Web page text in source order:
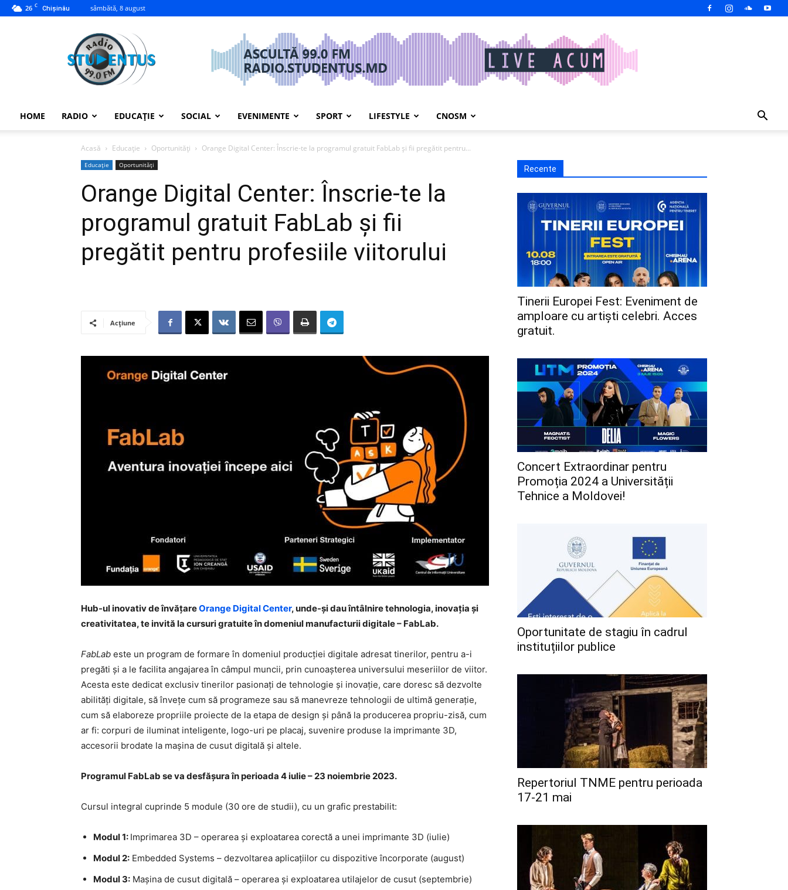
26 C Chișinău sâmbătă, 8 august
studentus.md
HOME RADIO EDUCAȚIE SOCIAL EVENIMENTE SPORT LIFESTYLE CNOSM
Acasă Educație Oportunități Orange Digital Center: Înscrie-te la programul gratuit FabLab și fii pregătit pentru...
Educație Oportunități
Orange Digital Center: Înscrie-te la
programul gratuit FabLab și fii
pregătit pentru profesiile viitorului
Acțiune
Hub-ul inovativ de învățareOrange Digital Center, unde-și dau întâlnire tehnologia, inovația și
creativitatea, te invită la cursuri gratuite în domeniul manufacturii digitale – FabLab.
FabLab este un program de formare în domeniul producției digitale adresat tinerilor, pentru a-i
pregăti și a le facilita angajarea în câmpul muncii, prin cunoașterea universului meseriilor de viitor.
Acesta este dedicat exclusiv tinerilor pasionați de tehnologie și inovație, care doresc să dezvolte
abilități digitale, să învețe cum să programeze sau să manevreze tehnologii de ultimă generație,
cum să elaboreze propriile proiecte de la etapa de design și până la producerea propriu-zisă, cum
ar fi: corpuri de iluminat inteligente, logo-uri pe placaj, suvenire produse la imprimante 3D,
accesorii brodate la mașina de cusut digitală și altele.
Programul FabLab se va desfășura în perioada 4 iulie – 23 noiembrie 2023.
Cursul integral cuprinde 5 module (30 ore de studii), cu un grafic prestabilit:
Modul 1: Imprimarea 3D – operarea și exploatarea corectă a unei imprimante 3D (iulie)
Modul 2: Embedded Systems – dezvoltarea aplicațiilor cu dispozitive încorporate (august)
Modul 3: Mașina de cusut digitală – operarea și exploatarea utilajelor de cusut (septembrie)
Recente
Tinerii Europei Fest: Eveniment de
amploare cu artiști celebri. Acces
gratuit.
Concert Extraordinar pentru
Promoția 2024 a Universității
Tehnice a Moldovei!
Oportunitate de stagiu în cadrul
instituțiilor publice
Repertoriul TNME pentru perioada
17-21 mai